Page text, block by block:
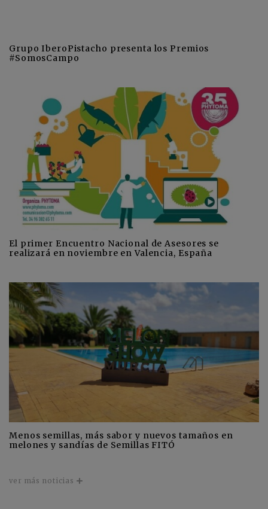
Grupo IberoPistacho presenta los Premios
#SomosCampo
El primer Encuentro Nacional de Asesores se
realizará en noviembre en Valencia, España
Menos semillas, más sabor y nuevos tamaños en
melones y sandías de Semillas FITÓ
ver más noticias